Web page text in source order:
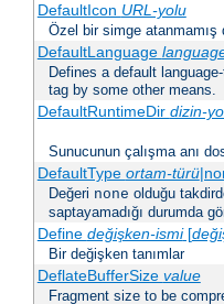
DefaultIcon URL-yolu
Özel bir simge
DefaultLanguage
Defines a default
tag by some other means.
DefaultRuntimeDir dizin-
Sunucunun çalışma anı
DefaultType ortam-türü
Değeri none olduğu
saptayamadığı durumda
Define değişken-ismi[
Bir değişken tanımlar
DeflateBufferSize value
Fragment size to be